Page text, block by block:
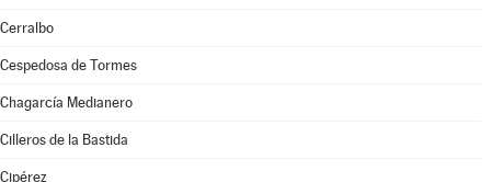
Cerralbo
Cespedosa de Tormes
Chagarcía Medianero
Cilleros de la Bastida
Cipérez